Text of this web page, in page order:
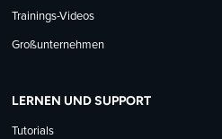
Trainings-Videos
Großunternehmen
LERNEN UND SUPPORT
Tutorials